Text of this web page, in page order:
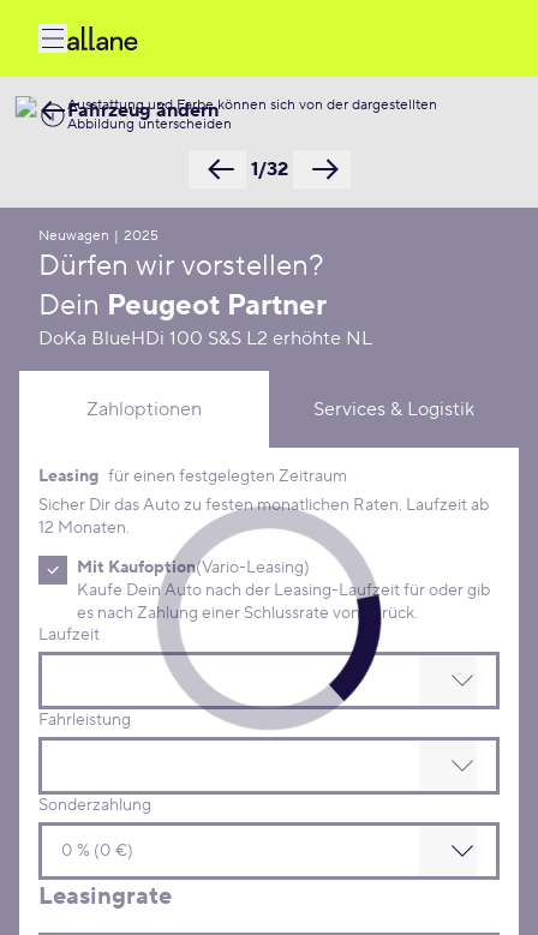
Ausstattung und Farbe können sich von der dargestellten
Abbildung unterscheiden
1/32
Fahrzeug ändern
Neuwagen | 2025
Dürfen wir vorstellen?
Dein Peugeot Partner
DoKa BlueHDi 100 S&S L2 erhöhte NL
Zahloptionen Services & Logistik
Leasing Konditionen
Leasing für einen festgelegten Zeitraum
Sicher Dir das Auto zu festen monatlichen Raten. Laufzeit ab
12 Monaten.
Mit Kaufoption(Vario-Leasing)
Kaufe Dein Auto nach der Leasing-Laufzeit für oder gib
es nach Zahlung einer Schlussrate von zurück.
Laufzeit
Fahrleistung
Sonderzahlung
Leasingrate